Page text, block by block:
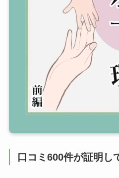
口コミ600件が証明し